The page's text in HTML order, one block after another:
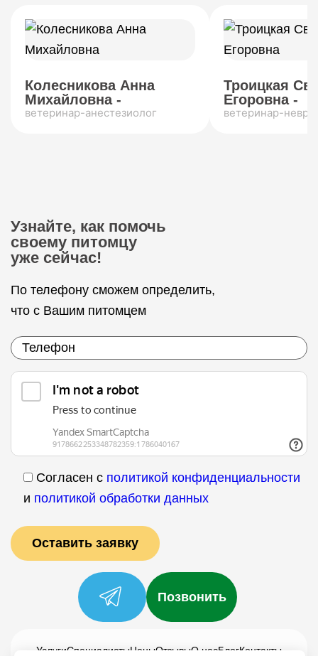
Колесникова Анна
Михайловна -
ветеринар-анестезиолог
Троицкая
Егоровна -
ветеринар-
Узнайте, как помочь
своему питомцу
уже сейчас!
По телефону сможем определить,
что с Вашим питомцем
Согласен с политикой конфиденциальности
и политикой обработки данных
Позвонить
УслугиСпециалистыЦеныОтзывыО насБлогКонтакты